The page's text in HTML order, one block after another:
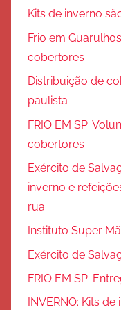
Kits de inverno
Frio em
cobertores
Distribuição de
paulista
FRIO EM SP:
cobertores
Exército de
inverno e
rua
Instituto Super
Exército de
FRIO EM SP:
INVERNO: Kits